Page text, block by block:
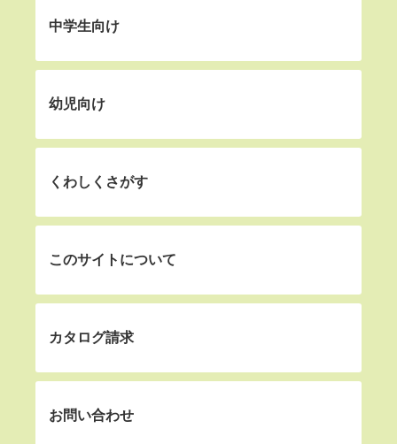
中学生向け
幼児向け
くわしくさがす
このサイトについて
カタログ請求
お問い合わせ